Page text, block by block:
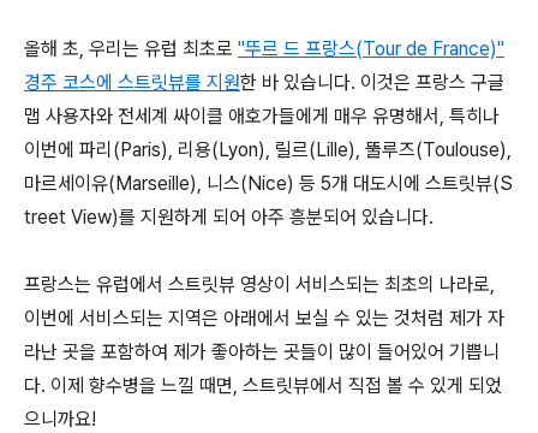
올해 초, 우리는 유럽 최초로 "뚜르 드 프랑스(Tour de France)"
경주 코스에 스트릿뷰를 지원한 바 있습니다. 이것은 프랑스 구글
맵 사용자와 전세계 싸이클 애호가들에게 매우 유명해서, 특히나
이번에 파리(Paris), 리용(Lyon), 릴르(Lille), 뚤루즈(Toulouse),
마르세이유(Marseille), 니스(Nice) 등 5개 대도시에 스트릿뷰(S
treet View)를 지원하게 되어 아주 흥분되어 있습니다.
프랑스는 유럽에서 스트릿뷰 영상이 서비스되는 최초의 나라로,
이번에 서비스되는 지역은 아래에서 보실 수 있는 것처럼 제가 자
라난 곳을 포함하여 제가 좋아하는 곳들이 많이 들어있어 기쁩니
다. 이제 향수병을 느낄 때면, 스트릿뷰에서 직접 볼 수 있게 되었
으니까요!